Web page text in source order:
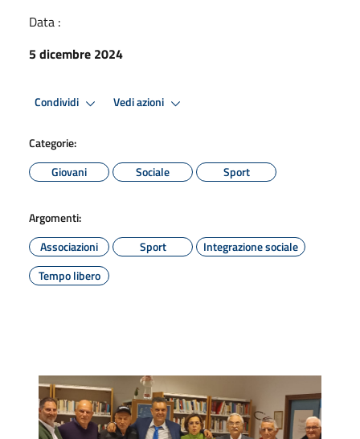
Data :
5 dicembre 2024
Condividi Vedi azioni
Categorie:
Giovani
Sociale Sport
Argomenti:
Associazioni
Sport
Integrazione sociale
Tempo libero